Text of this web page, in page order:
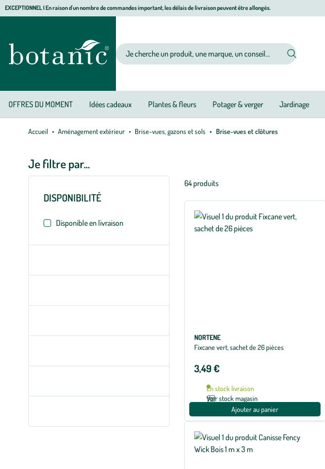
Aller
navigation
Aller
principal
Aller
de
page
EXCEPTIONNEL I En raison d'un nombre de commandes important, les délais de livraison peuvent être allongés.
animalerie,
décoration,
botanic®
Votre
recherche
OFFRES DU MOMENT Idées cadeaux Plantes & fleurs Potager & verger Jardinage
Accueil Aménagement extérieur Brise-vues, gazons et sols Brise-vues et clôtures
Je filtre par...
DISPONIBILITÉ
Disponible en livraison
des
filtres
appliqués
64 produits
NORTENE
Fixcane vert, sachet de 26 pièces
3,49 €
En stock livraison
Voir stock magasin
Ajouter au panier